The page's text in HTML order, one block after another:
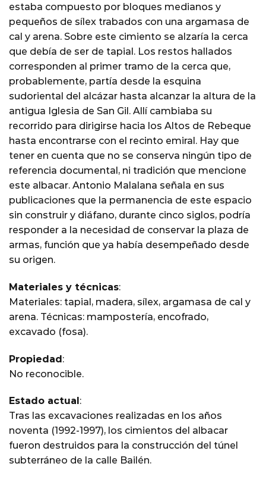
estaba compuesto por bloques medianos y
pequeños de sílex trabados con una argamasa de
cal y arena. Sobre este cimiento se alzaría la cerca
que debía de ser de tapial. Los restos hallados
corresponden al primer tramo de la cerca que,
probablemente, partía desde la esquina
sudoriental del alcázar hasta alcanzar la altura de la
antigua Iglesia de San Gil. Allí cambiaba su
recorrido para dirigirse hacia los Altos de Rebeque
hasta encontrarse con el recinto emiral. Hay que
tener en cuenta que no se conserva ningún tipo de
referencia documental, ni tradición que mencione
este albacar. Antonio Malalana señala en sus
publicaciones que la permanencia de este espacio
sin construir y diáfano, durante cinco siglos, podría
responder a la necesidad de conservar la plaza de
armas, función que ya había desempeñado desde
su origen.
Materiales y técnicas:
Materiales: tapial, madera, sílex, argamasa de cal y
arena. Técnicas: mampostería, encofrado,
excavado (fosa).
Propiedad:
No reconocible.
Estado actual :
Tras las excavaciones realizadas en los años
noventa (1992-1997), los cimientos del albacar
fueron destruidos para la construcción del túnel
subterráneo de la calle Bailén.